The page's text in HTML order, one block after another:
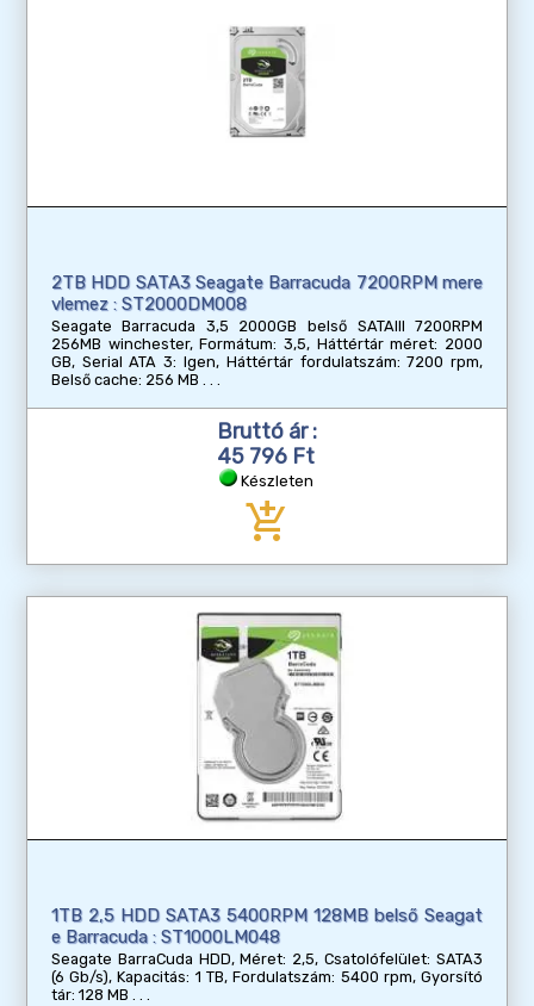
2TB HDD SATA3 Seagate Barracuda 7200RPM mere
vlemez : ST2000DM008
Seagate Barracuda 3,5 2000GB belső SATAIII 7200RPM
256MB winchester, Formátum: 3,5, Háttértár méret: 2000
GB, Serial ATA 3: Igen, Háttértár fordulatszám: 7200 rpm,
Belső cache: 256 MB
Bruttó ár :
45 796 Ft
Készleten
add_shopping_cart
1TB 2,5 HDD SATA3 5400RPM 128MB belső Seagat
e Barracuda : ST1000LM048
Seagate BarraCuda HDD, Méret: 2,5, Csatolófelület: SATA3
(6 Gb/s), Kapacitás: 1 TB, Fordulatszám: 5400 rpm, Gyorsító
tár: 128 MB